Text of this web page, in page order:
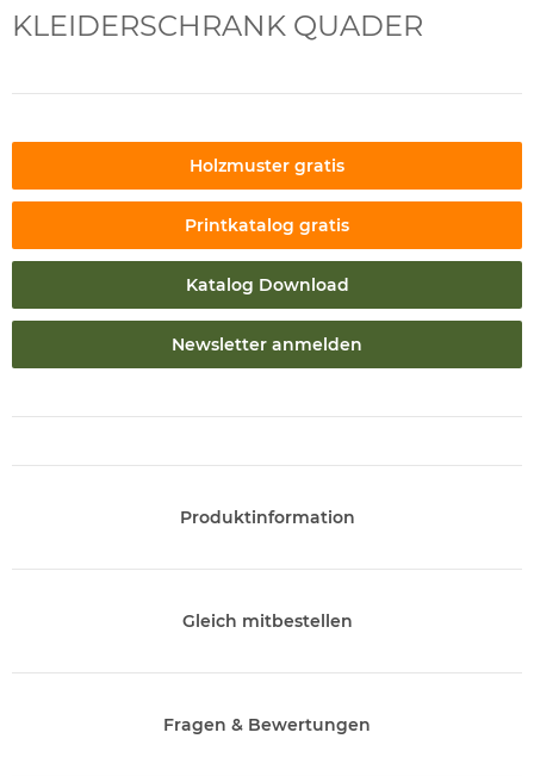
KLEIDERSCHRANK QUADER
Holzmuster gratis
Printkatalog gratis
Katalog Download
Newsletter anmelden
Produktinformation
Gleich mitbestellen
Fragen & Bewertungen